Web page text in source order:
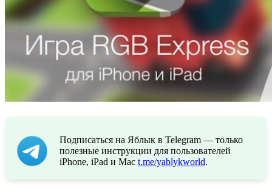
Подписаться на Яблык в Telegram — только
полезные инструкции для пользователей
iPhone, iPad и Mac t.me/yablykworld.